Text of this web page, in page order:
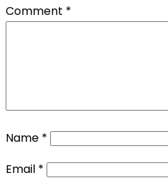
Comment *
Name *
Email *